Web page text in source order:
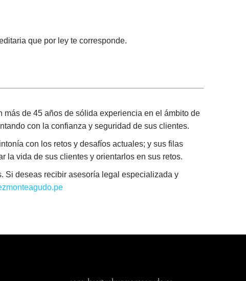
que por ley te corresponde.
más de 45 años de sólida experiencia en el ámbito de
con la confianza y seguridad de sus clientes.
con los retos y desafíos actuales; y sus filas
la vida de sus clientes y orientarlos en sus retos.
Si deseas recibir asesoría legal especializada y